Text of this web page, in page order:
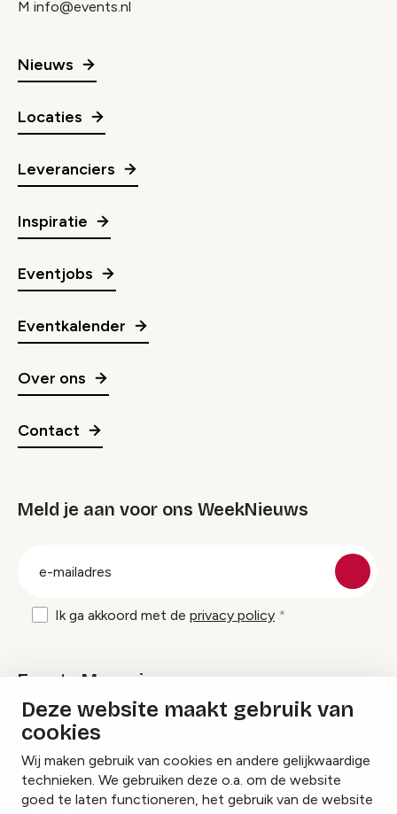
Deze website maakt gebruik van
cookies
Wij maken gebruik van cookies en andere gelijkwaardige
technieken. We gebruiken deze o.a. om de website
goed te laten functioneren, het gebruik van de website
M info@events.nl
Nieuws
Locaties
Leveranciers
Inspiratie
Eventjobs
Eventkalender
Over ons
Contact
Meld je aan voor ons WeekNieuws
Ik ga akkoord met de privacy policy
Events Magazine
Ik ontvang graag Events Magazine